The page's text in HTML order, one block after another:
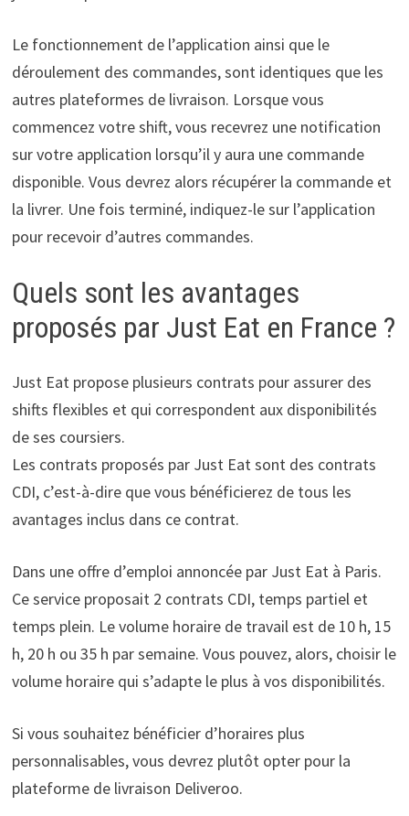
Le fonctionnement de l’application ainsi que le
déroulement des commandes, sont identiques que les
autres plateformes de livraison. Lorsque vous
commencez votre shift, vous recevrez une notification
sur votre application lorsqu’il y aura une commande
disponible. Vous devrez alors récupérer la commande et
la livrer. Une fois terminé, indiquez-le sur l’application
pour recevoir d’autres commandes.
Quels sont les avantages
proposés par Just Eat en France ?
Just Eat propose plusieurs contrats pour assurer des
shifts flexibles et qui correspondent aux disponibilités
de ses coursiers.
Les contrats proposés par Just Eat sont des contrats
CDI, c’est-à-dire que vous bénéficierez de tous les
avantages inclus dans ce contrat.
Dans une offre d’emploi annoncée par Just Eat à Paris.
Ce service proposait 2 contrats CDI, temps partiel et
temps plein. Le volume horaire de travail est de 10 h, 15
h, 20 h ou 35 h par semaine. Vous pouvez, alors, choisir le
volume horaire qui s’adapte le plus à vos disponibilités.
Si vous souhaitez bénéficier d’horaires plus
personnalisables, vous devrez plutôt opter pour la
plateforme de livraison Deliveroo.